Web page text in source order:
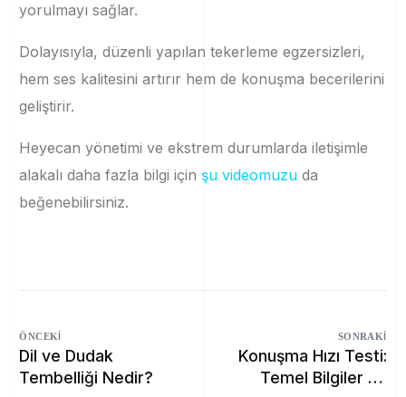
yorulmayı sağlar.
Dolayısıyla, düzenli yapılan tekerleme egzersizleri,
hem ses kalitesini artırır hem de konuşma becerilerini
geliştirir.
Heyecan yönetimi ve ekstrem durumlarda iletişimle
alakalı daha fazla bilgi için şu videomuzu da
beğenebilirsiniz.
ÖNCEKI
Dil ve Dudak
Tembelliği Nedir?
SONRAKI
Konuşma Hızı Testi:
Temel Bilgiler ve